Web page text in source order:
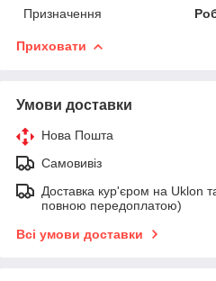
Призначення
Приховати
Умови доставки
Нова Пошта
Самовивіз
Доставка кур'єром на Uklon
повною передоплатою)
Всі умови доставки